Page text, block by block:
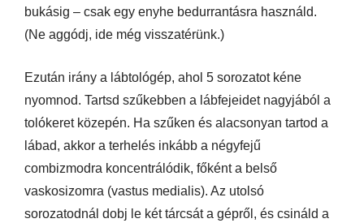
bukásig – csak egy enyhe bedurrantásra használd.
(Ne aggódj, ide még visszatérünk.)
Ezután irány a lábtológép, ahol 5 sorozatot kéne
nyomnod. Tartsd szűkebben a lábfejeidet nagyjából a
tolókeret közepén. Ha szűken és alacsonyan tartod a
lábad, akkor a terhelés inkább a négyfejű
combizmodra koncentrálódik, főként a belső
vaskosizomra (vastus medialis). Az utolsó
sorozatodnál dobj le két tárcsát a gépről, és csináld a